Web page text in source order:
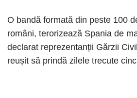
O bandă formată din peste 100
români, terorizează Spania de
declarat reprezentanții Gărzii
reușit să prindă zilele trecute